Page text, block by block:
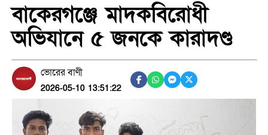
বাকেরগঞ্জে মাদকবিরোধী
অভিযানে ৫ জনকে কারাদণ্ড
ভোরের বাণী
2026-05-10 13:51:22